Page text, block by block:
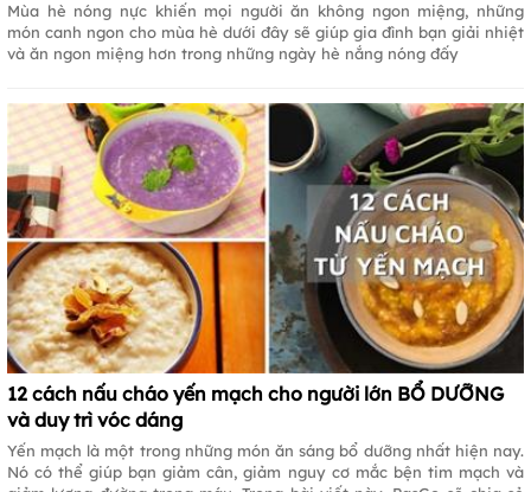
Mùa hè nóng nực khiến mọi người ăn không ngon miệng, những
món canh ngon cho mùa hè dưới đây sẽ giúp gia đình bạn giải nhiệt
và ăn ngon miệng hơn trong những ngày hè nắng nóng đấy
12 cách nấu cháo yến mạch cho người lớn BỔ DƯỠNG
và duy trì vóc dáng
Yến mạch là một trong những món ăn sáng bổ dưỡng nhất hiện nay.
Nó có thể giúp bạn giảm cân, giảm nguy cơ mắc bện tim mạch và